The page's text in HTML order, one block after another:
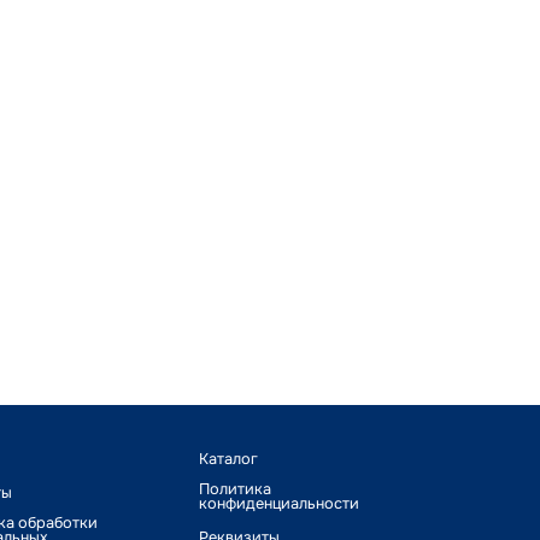
обработки
Каталог
Политика
конфиденциальности